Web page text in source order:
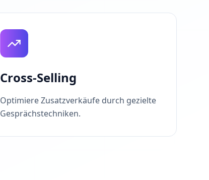
Cross-Selling
Optimiere Zusatzverkäufe durch gezielte
Gesprächstechniken.